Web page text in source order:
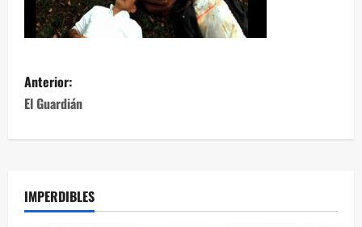
Anterior:
El Guardián
IMPERDIBLES